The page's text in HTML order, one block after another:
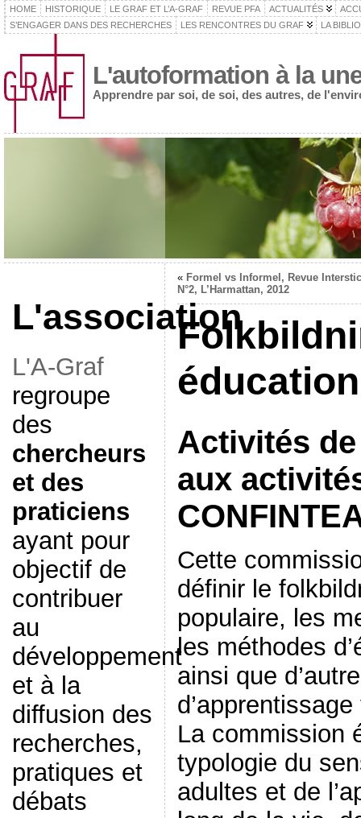
HOME HISTORIQUE LE GRAF ET L’A-GRAF REVUE PFA ACTUALITÉS
S’ENGAGER DANS DES RECHERCHES
LES RENCONTRES DU GRAF LA
L'autoformation à la
Apprendre par soi, de soi, des autres, de
L'association
L'A-Graf
regroupe
des
chercheurs
et des
praticiens
ayant pour
objectif de
contribuer
au
développement
et à la
diffusion des
recherches,
pratiques et
débats
« Formel vs Informel, Revue
N°2, L’Harmattan, 2012
Activités de
aux
Cette
définir le
populaire, les
les méthodes
ainsi que
La commission
typologie du
adultes et de